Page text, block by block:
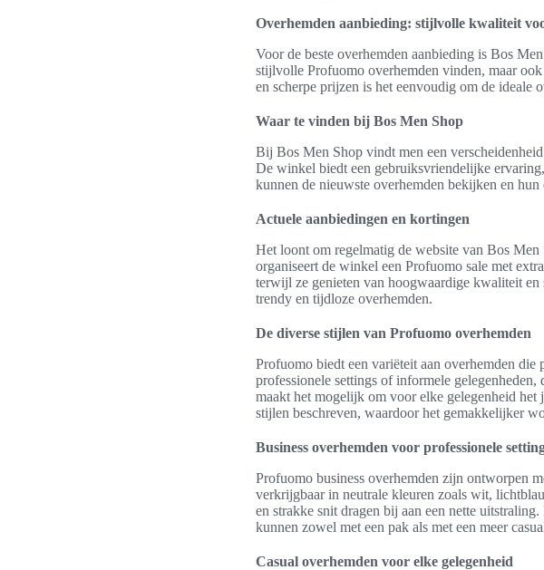
Overhemden aanbieding: stijlvolle kwaliteit
Voor de beste overhemden aanbieding is Bos
stijlvolle Profuomo overhemden vinden, maar
en scherpe prijzen is het eenvoudig om de ideale
Waar te vinden bij Bos Men Shop
Bij Bos Men Shop vindt men een
De winkel biedt een gebruiksvriendelijke
kunnen de nieuwste overhemden bekijken en
Actuele aanbiedingen en kortingen
Het loont om regelmatig de website van Bos
organiseert de winkel een Profuomo sale met
terwijl ze genieten van hoogwaardige kwaliteit
trendy en tijdloze overhemden.
De diverse stijlen van Profuomo overhemden
Profuomo biedt een variëteit aan overhemden
professionele settings of informele
maakt het mogelijk om voor elke gelegenheid het
stijlen beschreven, waardoor het gemakkelijker
Business overhemden voor professionele
Profuomo business overhemden zijn ontworpen
verkrijgbaar in neutrale kleuren zoals wit,
en strakke snit dragen bij aan een nette
kunnen zowel met een pak als met een meer
Casual overhemden voor elke gelegenheid